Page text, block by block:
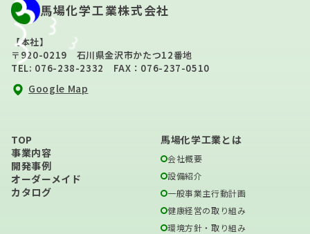
馬場化学工業株式会社
【本社】
〒920-0219 石川県金沢市かたつ12番地
TEL: 076-238-2332 FAX：076-237-0510
Google Map
TOP
事業内容
開発事例
オーダーメイド
カタログ
馬場化学工業とは
会社概要
設備紹介
一般事業主行動計画
健康経営の取り組み
環境方針・取り組み